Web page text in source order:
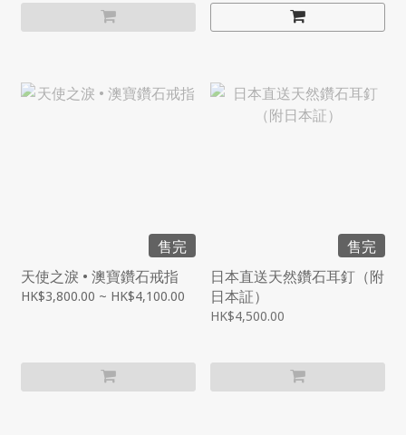
售完
天使之淚 • 澳寶鑽石戒指
HK$3,800.00 ~ HK$4,100.00
售完
日本直送天然鑽石耳釘（附
日本証）
HK$4,500.00